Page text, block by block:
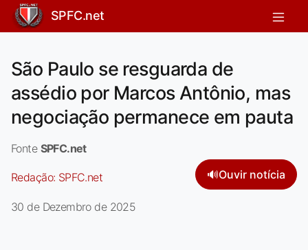
SPFC.net
São Paulo se resguarda de
assédio por Marcos Antônio, mas
negociação permanece em pauta
Fonte SPFC.net
Redação: SPFC.net 🔊Ouvir notícia
30 de Dezembro de 2025